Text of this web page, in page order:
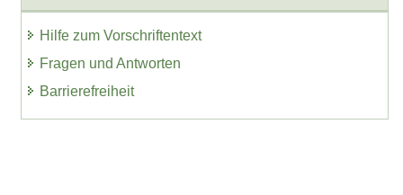
Hilfe zum Vorschriftentext
Fragen und Antworten
Barrierefreiheit